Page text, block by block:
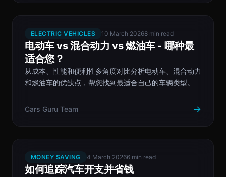
ELECTRIC VEHICLES 10 March 20268 min read
电动车 vs 混合动力 vs 燃油车 - 哪种最
适合您？
从成本、性能和便利性多角度对比分析电动车、混合动力
和燃油车的优缺点，帮您找到最适合自己的车辆类型。
Cars Guru Team →
MONEY SAVING 4 March 20266 min read
如何追踪汽车开支并省钱